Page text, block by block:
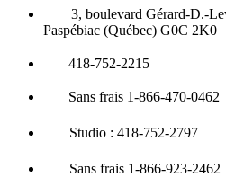
3, boulevard Gérard-D.-
Paspébiac (Québec) G0C 2K0
418-752-2215
Sans frais 1-866-470-0462
Studio : 418-752-2797
Sans frais 1-866-923-2462